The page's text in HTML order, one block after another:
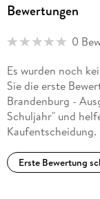
Bewertungen
0
Es wurden noch
Sie die erste
Brandenburg -
Schuljahr" und
Kaufentscheidung.
Erste Bewertung